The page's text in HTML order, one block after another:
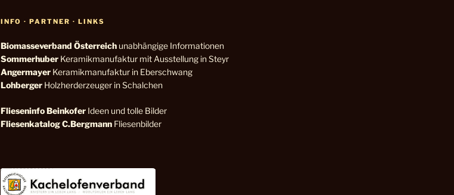
INFO · PARTNER · LINKS
Biomasseverband Österreichunabhängige Informationen
SommerhuberKeramikmanufaktur mit Ausstellung in Steyr
AngermayerKeramikmanufaktur in Eberschwang
LohbergerHolzherderzeuger in Schalchen
FlieseninfoBeinkoferIdeen und tolle Bilder
Fliesenkatalog C.BergmannFliesenbilder